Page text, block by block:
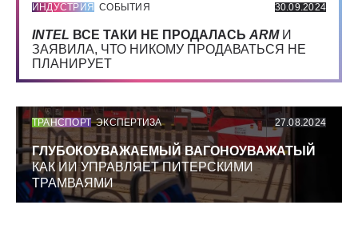
ИНДУСТРИЯ СОБЫТИЯ 30.09.2024
INTEL ВСЕ ТАКИ НЕ ПРОДАЛАСЬ ARMИ
ЗАЯВИЛА, ЧТО НИКОМУ ПРОДАВАТЬСЯ НЕ
ПЛАНИРУЕТ
ТРАНСПОРТ ЭКСПЕРТИЗА 27.08.2024
ГЛУБОКОУВАЖАЕМЫЙ ВАГОНОУВАЖАТЫЙ
КАК ИИ УПРАВЛЯЕТ ПИТЕРСКИМИ
ТРАМВАЯМИ